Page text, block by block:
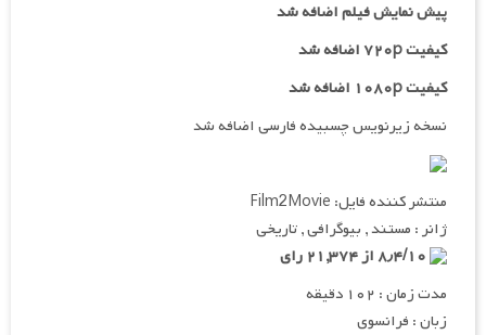
پیش نمایش فیلم اضافه شد
کیفیت ۷۲۰p اضافه شد
کیفیت ۱۰۸۰p اضافه شد
نسخه زیرنویس چسبیده فارسی اضافه شد
منتشر کننده فایل: Film2Movie
ژانر : مستند , بیوگرافی , تاریخی
مدت زمان : ۱۰۲ دقیقه
زبان : فرانسوی